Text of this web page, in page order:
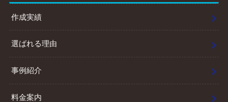
作成実績
選ばれる理由
事例紹介
料金案内